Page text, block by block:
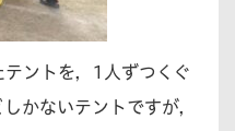
ントを，1人ずつくぐ
かないテントですが，